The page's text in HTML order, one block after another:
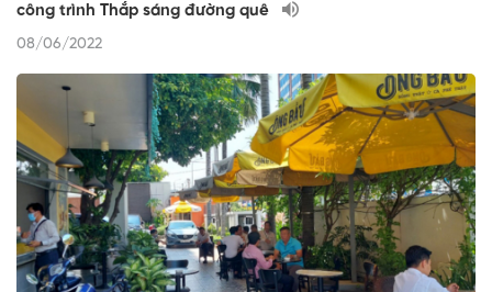
công trình Thắp sáng đường quê
08/06/2022